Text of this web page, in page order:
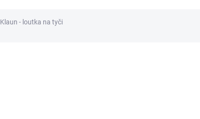
Klaun - loutka na tyči